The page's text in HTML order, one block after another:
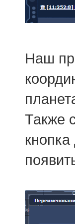
Наш
Также